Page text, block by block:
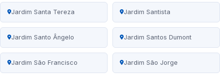
Jardim Santa Tereza Jardim Santista
Jardim Santo Ângelo Jardim Santos Dumont
Jardim São Francisco Jardim São Jorge